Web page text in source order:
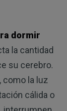
dormir
la cantidad
su cerebro.
como la luz
cálida o